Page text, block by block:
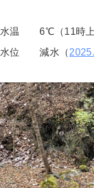
水温 6℃（11時上
水位 減水（